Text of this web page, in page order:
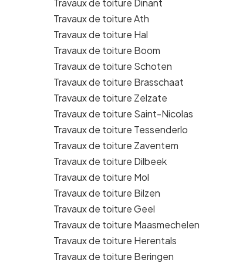
Travaux de toiture Dinant
Travaux de toiture Ath
Travaux de toiture Hal
Travaux de toiture Boom
Travaux de toiture Schoten
Travaux de toiture Brasschaat
Travaux de toiture Zelzate
Travaux de toiture Saint-Nicolas
Travaux de toiture Tessenderlo
Travaux de toiture Zaventem
Travaux de toiture Dilbeek
Travaux de toiture Mol
Travaux de toiture Bilzen
Travaux de toiture Geel
Travaux de toiture Maasmechelen
Travaux de toiture Herentals
Travaux de toiture Beringen